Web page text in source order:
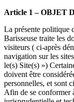
Article 1 – OBJET
La présente politique
Barisseuse traite les
visiteurs ( ci-après
navigation sur les
le(s) Site(s) »)
doivent être
personnelles, et sont
Afin de se conformer